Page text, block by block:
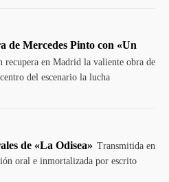
de Mercedes Pinto con «Un
recupera en Madrid la valiente obra de
del escenario la lucha
de «La Odisea» Transmitida en
oral e inmortalizada por escrito